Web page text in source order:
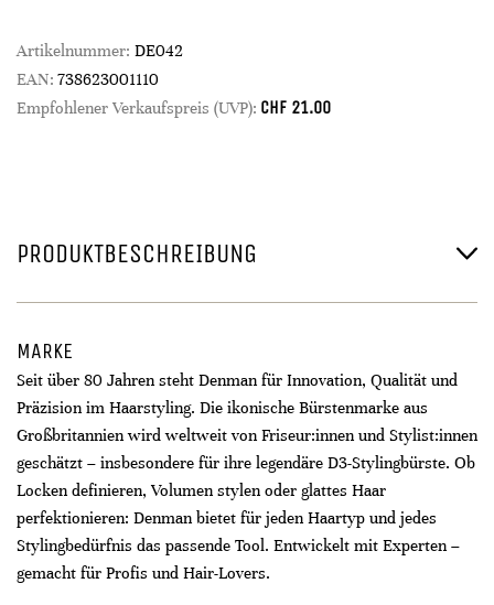
Artikelnummer: DE042
EAN: 738623001110
Empfohlener Verkaufspreis (UVP): CHF 21.00
PRODUKTBESCHREIBUNG
MARKE
Seit über 80 Jahren steht Denman für Innovation, Qualität und
Präzision im Haarstyling. Die ikonische Bürstenmarke aus
Großbritannien wird weltweit von Friseur:innen und Stylist:innen
geschätzt – insbesondere für ihre legendäre D3-Stylingbürste. Ob
Locken definieren, Volumen stylen oder glattes Haar
perfektionieren: Denman bietet für jeden Haartyp und jedes
Stylingbedürfnis das passende Tool. Entwickelt mit Experten –
gemacht für Profis und Hair-Lovers.